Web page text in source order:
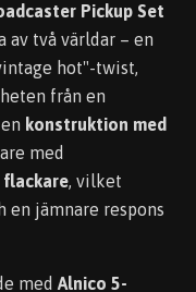
Pickup Set
av två världar – en
hot"-twist,
från en
konstruktion med
med
flackare, vilket
en jämnare respons
med Alnico 5-